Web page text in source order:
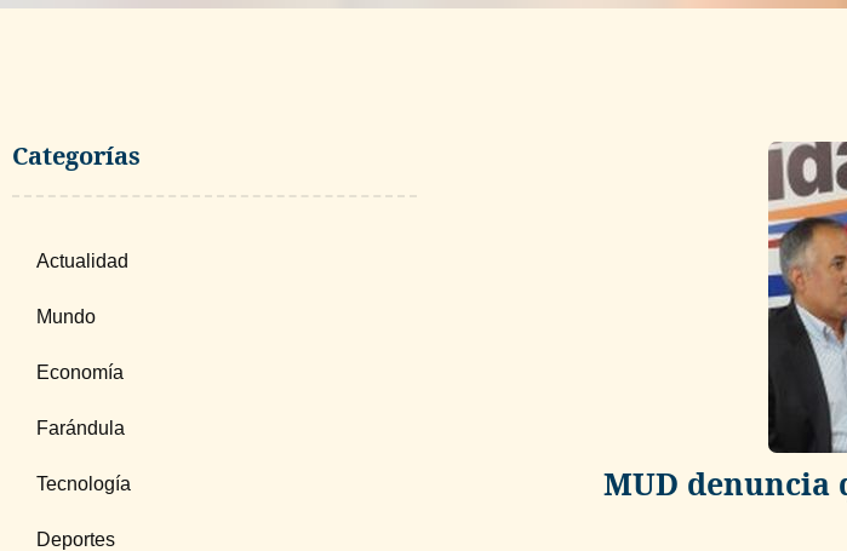
Categorías
Actualidad
Mundo
Economía
Farándula
Tecnología
Deportes
MUD denuncia